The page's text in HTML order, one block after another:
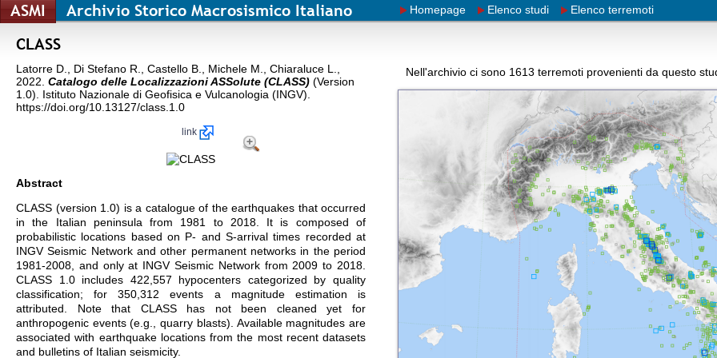
ASMI Archivio Storico Macrosismico Italiano Homepage Elenco studi Elenco terremoti
CLASS
Latorre D., Di Stefano R., Castello B., Michele M., Chiaraluce L.,
2022. Catalogo delle Localizzazioni ASSolute (CLASS) (Version
1.0). Istituto Nazionale di Geofisica e Vulcanologia (INGV).
https://doi.org/10.13127/class.1.0
link
Abstract
CLASS (version 1.0) is a catalogue of the earthquakes that occurred
in the Italian peninsula from 1981 to 2018. It is composed of
probabilistic locations based on P- and S-arrival times recorded at
INGV Seismic Network and other permanent networks in the period
1981-2008, and only at INGV Seismic Network from 2009 to 2018.
CLASS 1.0 includes 422,557 hypocenters categorized by quality
classification; for 350,312 events a magnitude estimation is
attributed. Note that CLASS has not been cleaned yet for
anthropogenic events (e.g., quarry blasts). Available magnitudes are
associated with earthquake locations from the most recent datasets
and bulletins of Italian seismicity.
Nell'archivio ci sono 1613 terremoti provenienti da questo